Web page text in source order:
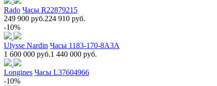
Rado Часы R22879215
249 900 руб.224 910 руб.
-10%
Ulysse Nardin Часы 1183-170-8A3A
1 600 000 руб.1 440 000 руб.
Longines Часы L37604966
-10%